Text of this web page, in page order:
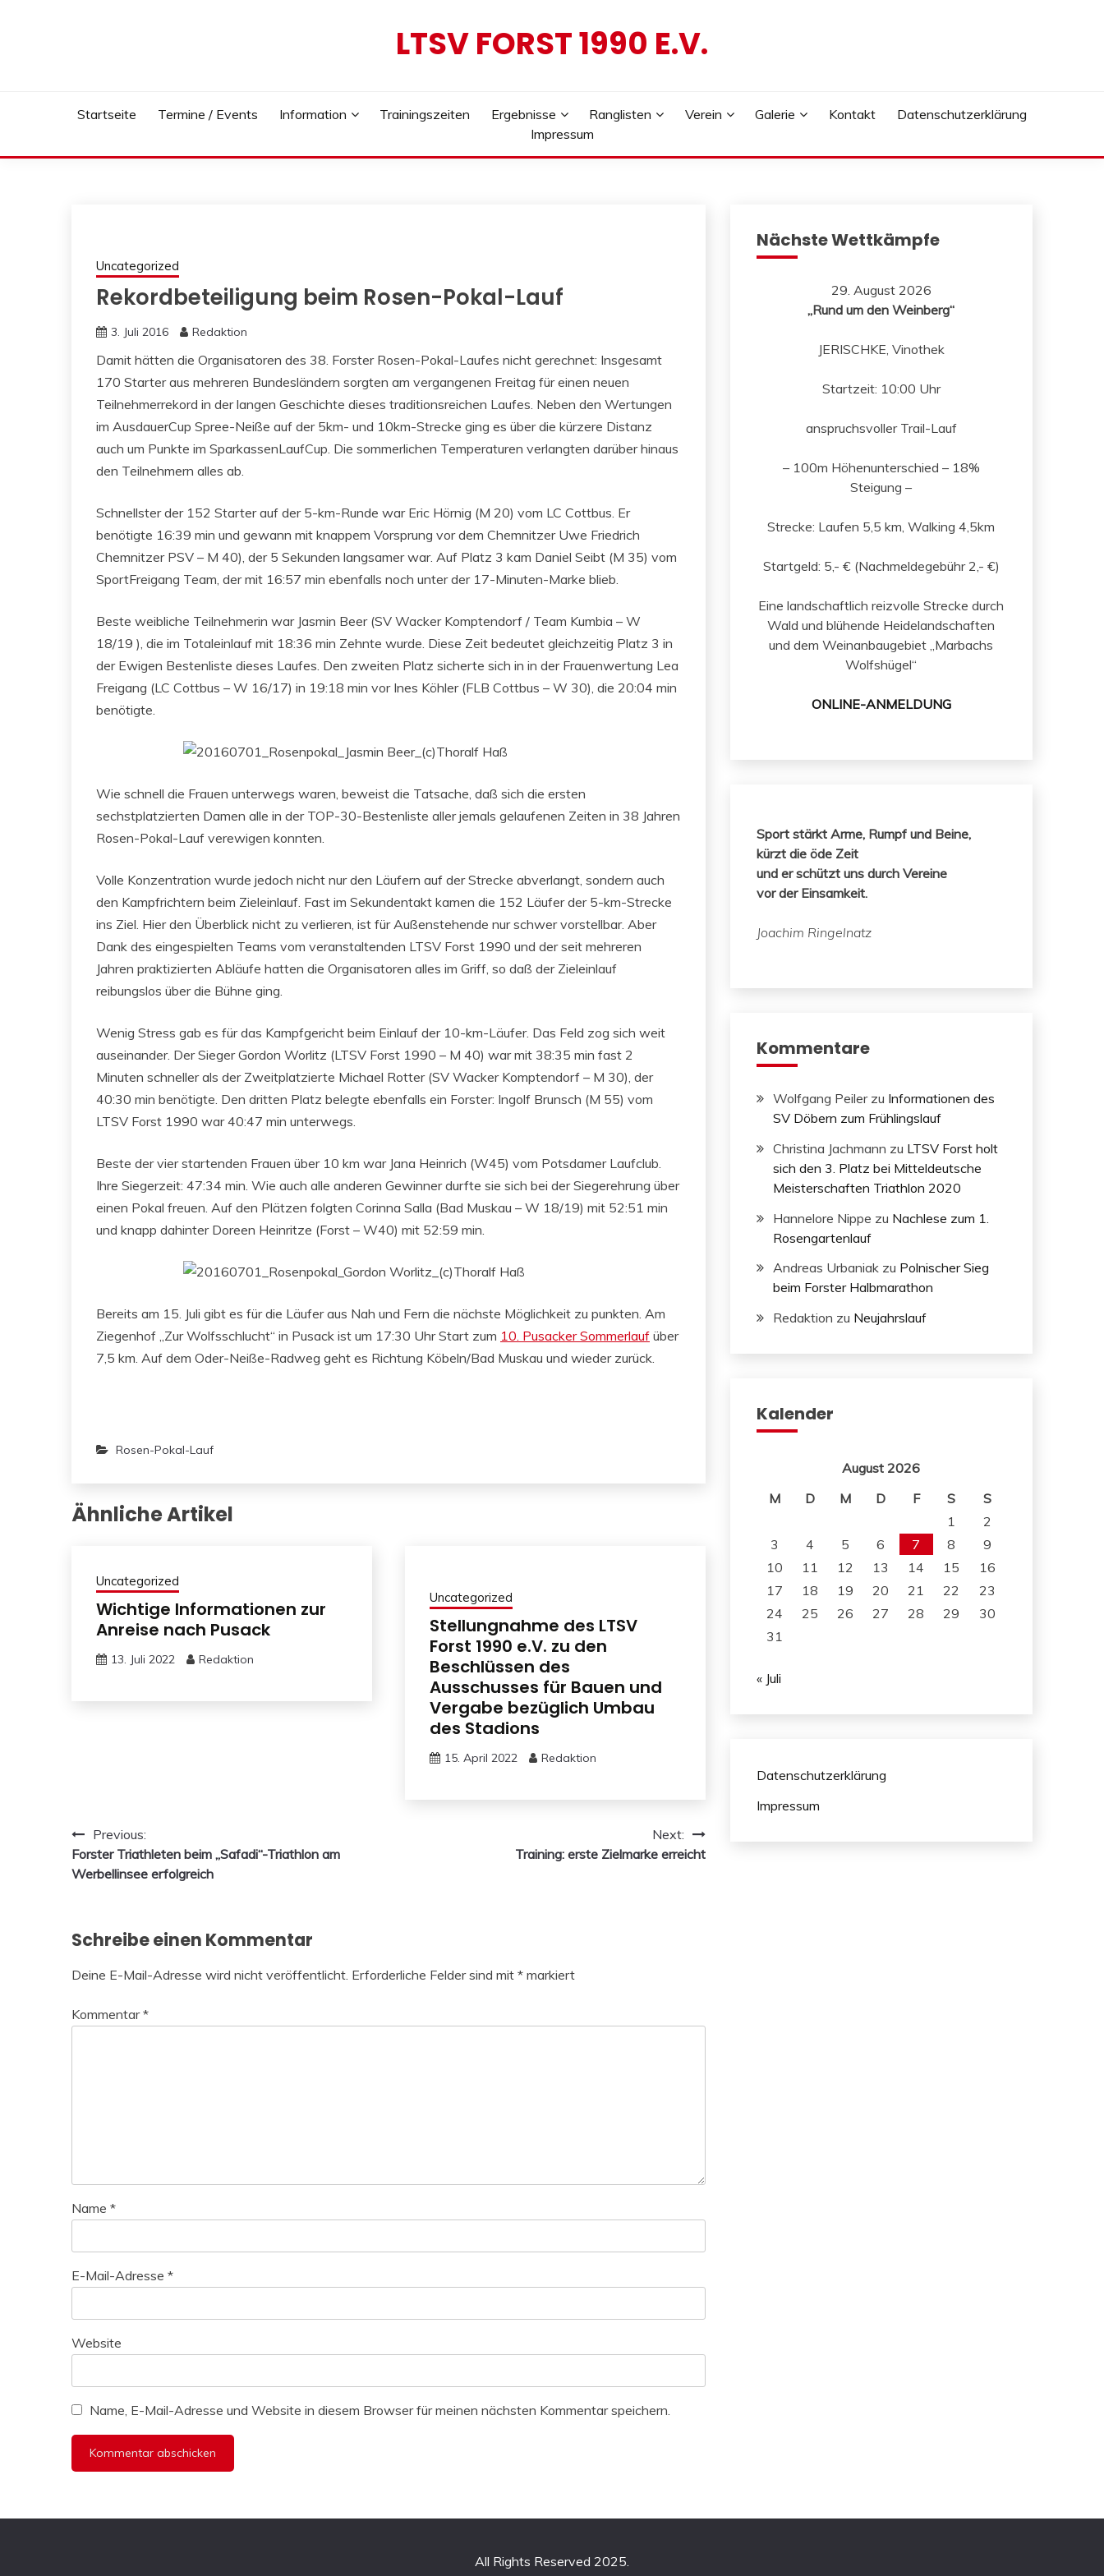
LTSV FORST 1990 E.V.
Startseite Termine / Events Information Trainingszeiten Ergebnisse Ranglisten Verein Galerie Kontakt
Datenschutzerklärung
Impressum
Uncategorized
Rekordbeteiligung beim Rosen-Pokal-Lauf
3. Juli 2016 Redaktion
Damit hätten die Organisatoren des 38. Forster Rosen-Pokal-Laufes nicht gerechnet: Insgesamt
170 Starter aus mehreren Bundesländern sorgten am vergangenen Freitag für einen neuen
Teilnehmerrekord in der langen Geschichte dieses traditionsreichen Laufes. Neben den Wertungen
im AusdauerCup Spree-Neiße auf der 5km- und 10km-Strecke ging es über die kürzere Distanz
auch um Punkte im SparkassenLaufCup. Die sommerlichen Temperaturen verlangten darüber hinaus
den Teilnehmern alles ab.
Schnellster der 152 Starter auf der 5-km-Runde war Eric Hörnig (M 20) vom LC Cottbus. Er
benötigte 16:39 min und gewann mit knappem Vorsprung vor dem Chemnitzer Uwe Friedrich
Chemnitzer PSV – M 40), der 5 Sekunden langsamer war. Auf Platz 3 kam Daniel Seibt (M 35) vom
SportFreigang Team, der mit 16:57 min ebenfalls noch unter der 17-Minuten-Marke blieb.
Beste weibliche Teilnehmerin war Jasmin Beer (SV Wacker Komptendorf / Team Kumbia – W
18/19 ), die im Totaleinlauf mit 18:36 min Zehnte wurde. Diese Zeit bedeutet gleichzeitig Platz 3 in
der Ewigen Bestenliste dieses Laufes. Den zweiten Platz sicherte sich in in der Frauenwertung Lea
Freigang (LC Cottbus – W 16/17) in 19:18 min vor Ines Köhler (FLB Cottbus – W 30), die 20:04 min
benötigte.
Wie schnell die Frauen unterwegs waren, beweist die Tatsache, daß sich die ersten
sechstplatzierten Damen alle in der TOP-30-Bestenliste aller jemals gelaufenen Zeiten in 38 Jahren
Rosen-Pokal-Lauf verewigen konnten.
Volle Konzentration wurde jedoch nicht nur den Läufern auf der Strecke abverlangt, sondern auch
den Kampfrichtern beim Zieleinlauf. Fast im Sekundentakt kamen die 152 Läufer der 5-km-Strecke
ins Ziel. Hier den Überblick nicht zu verlieren, ist für Außenstehende nur schwer vorstellbar. Aber
Dank des eingespielten Teams vom veranstaltenden LTSV Forst 1990 und der seit mehreren
Jahren praktizierten Abläufe hatten die Organisatoren alles im Griff, so daß der Zieleinlauf
reibungslos über die Bühne ging.
Wenig Stress gab es für das Kampfgericht beim Einlauf der 10-km-Läufer. Das Feld zog sich weit
auseinander. Der Sieger Gordon Worlitz (LTSV Forst 1990 – M 40) war mit 38:35 min fast 2
Minuten schneller als der Zweitplatzierte Michael Rotter (SV Wacker Komptendorf – M 30), der
40:30 min benötigte. Den dritten Platz belegte ebenfalls ein Forster: Ingolf Brunsch (M 55) vom
LTSV Forst 1990 war 40:47 min unterwegs.
Beste der vier startenden Frauen über 10 km war Jana Heinrich (W45) vom Potsdamer Laufclub.
Ihre Siegerzeit: 47:34 min. Wie auch alle anderen Gewinner durfte sie sich bei der Siegerehrung über
einen Pokal freuen. Auf den Plätzen folgten Corinna Salla (Bad Muskau – W 18/19) mit 52:51 min
und knapp dahinter Doreen Heinritze (Forst – W40) mit 52:59 min.
Bereits am 15. Juli gibt es für die Läufer aus Nah und Fern die nächste Möglichkeit zu punkten. Am
Ziegenhof „Zur Wolfsschlucht“ in Pusack ist um 17:30 Uhr Start zum 10. Pusacker Sommerlauf über
7,5 km. Auf dem Oder-Neiße-Radweg geht es Richtung Köbeln/Bad Muskau und wieder zurück.
Rosen-Pokal-Lauf
Ähnliche Artikel
Uncategorized
Wichtige Informationen zur
Anreise nach Pusack
13. Juli 2022 Redaktion
Uncategorized
Stellungnahme des LTSV
Forst 1990 e.V. zu den
Beschlüssen des
Ausschusses für Bauen und
Vergabe bezüglich Umbau
des Stadions
15. April 2022 Redaktion
Beitragsnavigation
Previous:
Forster Triathleten beim „Safadi“-Triathlon am
Werbellinsee erfolgreich
Next:
Training: erste Zielmarke erreicht
Schreibe einen Kommentar
Deine E-Mail-Adresse wird nicht veröffentlicht. Erforderliche Felder sind mit * markiert
Kommentar*
Name *
E-Mail-Adresse *
Website
Name, E-Mail-Adresse und Website in diesem Browser für meinen nächsten Kommentar speichern.
Nächste Wettkämpfe
29. August 2026
„Rund um den Weinberg“
JERISCHKE, Vinothek
Startzeit: 10:00 Uhr
anspruchsvoller Trail-Lauf
– 100m Höhenunterschied – 18%
Steigung –
Strecke: Laufen 5,5 km, Walking 4,5km
Startgeld: 5,- € (Nachmeldegebühr 2,- €)
Eine landschaftlich reizvolle Strecke durch
Wald und blühende Heidelandschaften
und dem Weinanbaugebiet „Marbachs
Wolfshügel“
ONLINE-ANMELDUNG
Sport stärkt Arme, Rumpf und Beine,
kürzt die öde Zeit
und er schützt uns durch Vereine
vor der Einsamkeit.
Joachim Ringelnatz
Kommentare
Wolfgang Peilerzu Informationen des
SV Döbern zum Frühlingslauf
Christina Jachmann zu LTSV Forst holt
sich den 3. Platz bei Mitteldeutsche
Meisterschaften Triathlon 2020
Hannelore Nippe zu Nachlese zum 1.
Rosengartenlauf
Andreas Urbaniakzu Polnischer Sieg
beim Forster Halbmarathon
Redaktion zu Neujahrslauf
Kalender
August 2026
M
D M D F S
S
1
2
3
4 5 6 7 8
9
10
11 12 13 14 15
16
17
18 19 20 21 22
23
24
25 26 27 28 29
30
31
« Juli
Datenschutzerklärung
Impressum
All Rights Reserved 2025.